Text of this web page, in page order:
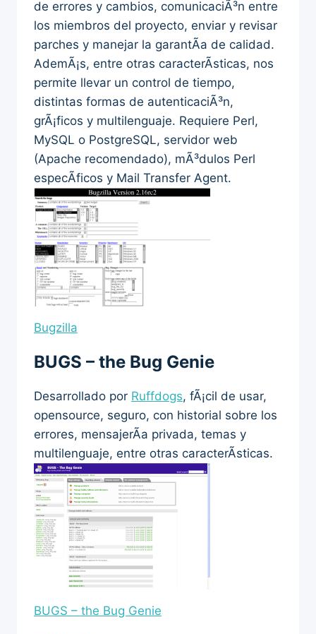
de errores y cambios, comunicaciÃ³n entre
los miembros del proyecto, enviar y revisar
parches y manejar la garantÃ­a de calidad.
AdemÃ¡s, entre otras caracterÃ­sticas, nos
permite llevar un control de tiempo,
distintas formas de autenticaciÃ³n,
grÃ¡ficos y multilenguaje. Requiere Perl,
MySQL o PostgreSQL, servidor web
(Apache recomendado), mÃ³dulos Perl
especÃ­ficos y Mail Transfer Agent.
Bugzilla
BUGS – the Bug Genie
Desarrollado por Ruffdogs, fÃ¡cil de usar,
opensource, seguro, con historial sobre los
errores, mensajerÃ­a privada, temas y
multilenguaje, entre otras caracterÃ­sticas.
BUGS – the Bug Genie